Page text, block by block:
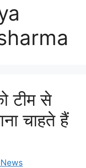
टीम से
चाहते हैं